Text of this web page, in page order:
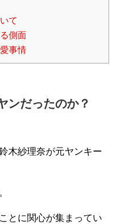
て
側面
事情
ンだったのか？
木紗理奈が元ヤンキー
とに関心が集まってい